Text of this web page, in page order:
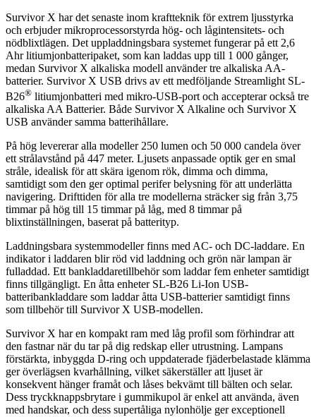
Survivor X har det senaste inom kraftteknik för extrem ljusstyrka
och erbjuder mikroprocessorstyrda hög- och lågintensitets- och
nödblixtlägen. Det uppladdningsbara systemet fungerar på ett 2,6
Ahr litiumjonbatteripaket, som kan laddas upp till 1 000 gånger,
medan Survivor X alkaliska modell använder tre alkaliska AA-
batterier. Survivor X USB drivs av ett medföljande Streamlight SL-
B26® litiumjonbatteri med mikro-USB-port och accepterar också tre
alkaliska AA Batterier. Både Survivor X Alkaline och Survivor X
USB använder samma batterihållare.
På hög levererar alla modeller 250 lumen och 50 000 candela över
ett strålavstånd på 447 meter. Ljusets anpassade optik ger en smal
stråle, idealisk för att skära igenom rök, dimma och dimma,
samtidigt som den ger optimal perifer belysning för att underlätta
navigering. Drifttiden för alla tre modellerna sträcker sig från 3,75
timmar på hög till 15 timmar på låg, med 8 timmar på
blixtinställningen, baserat på batterityp.
Laddningsbara systemmodeller finns med AC- och DC-laddare. En
indikator i laddaren blir röd vid laddning och grön när lampan är
fulladdad. Ett bankladdaretillbehör som laddar fem enheter samtidigt
finns tillgängligt. En åtta enheter SL-B26 Li-Ion USB-
batteribankladdare som laddar åtta USB-batterier samtidigt finns
som tillbehör till Survivor X USB-modellen.
Survivor X har en kompakt ram med låg profil som förhindrar att
den fastnar när du tar på dig redskap eller utrustning. Lampans
förstärkta, inbyggda D-ring och uppdaterade fjäderbelastade klämma
ger överlägsen kvarhållning, vilket säkerställer att ljuset är
konsekvent hänger framåt och låses bekvämt till bälten och selar.
Dess tryckknappsbrytare i gummikupol är enkel att använda, även
med handskar, och dess supertåliga nylonhölje ger exceptionell